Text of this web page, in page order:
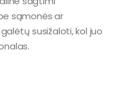
sąmonės ar
susižaloti, kol juo